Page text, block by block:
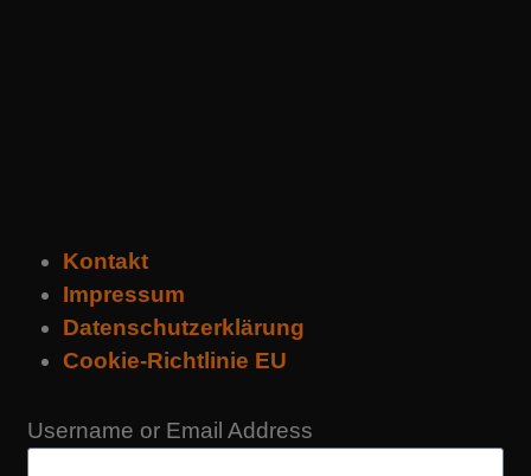
Kontakt
Impressum
Datenschutzerklärung
Cookie-Richtlinie EU
Username or Email Address